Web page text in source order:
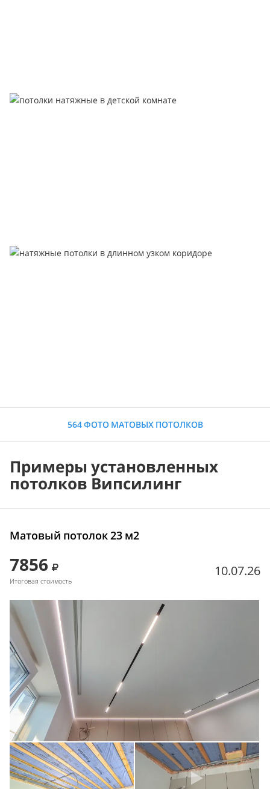
564 ФОТО МАТОВЫХ ПОТОЛКОВ
Примеры установленных
потолков Випсилинг
Матовый потолок 23 м2
7856
Итоговая стоимость
10.07.26